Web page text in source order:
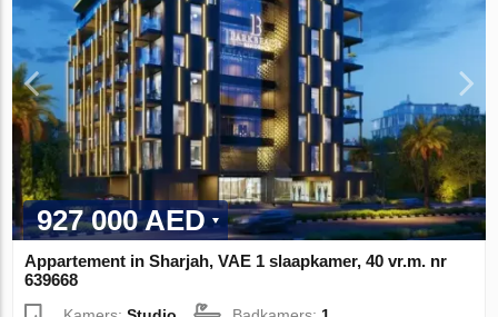
927 000 AED
Appartement in Sharjah, VAE 1 slaapkamer, 40 vr.m. nr
639668